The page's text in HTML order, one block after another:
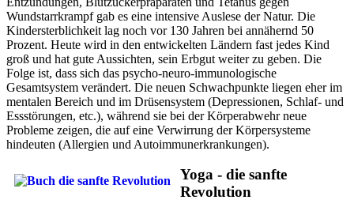
Wundstarrkrampf gab es eine intensive Auslese der Natur. Die
Kindersterblichkeit lag noch vor 130 Jahren bei annähernd 50
Prozent. Heute wird in den entwickelten Ländern fast jedes Kind
groß und hat gute Aussichten, sein Erbgut weiter zu geben. Die
Folge ist, dass sich das psycho-neuro-immunologische
Gesamtsystem verändert. Die neuen Schwachpunkte liegen eher im
mentalen Bereich und im Drüsensystem (Depressionen, Schlaf- und
Essstörungen, etc.), während sie bei der Körperabwehr neue
Probleme zeigen, die auf eine Verwirrung der Körpersysteme
hindeuten (Allergien und Autoimmunerkrankungen).
Yoga - die sanfte
Revolution